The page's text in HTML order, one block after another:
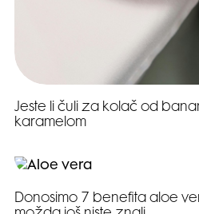
Jeste li čuli za kolač od
karamelom
Donosimo 7 benefita aloe